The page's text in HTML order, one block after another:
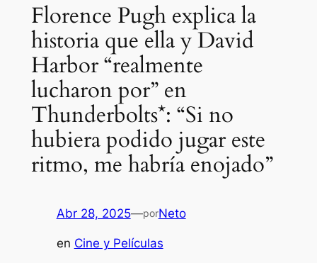
Florence Pugh explica la
historia que ella y David
Harbor “realmente
lucharon por” en
Thunderbolts*: “Si no
hubiera podido jugar este
ritmo, me habría enojado”
Abr 28, 2025—porNeto
en Cine y Películas